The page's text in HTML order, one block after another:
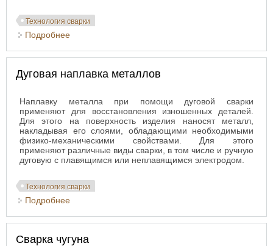
Технология сварки
Подробнее
Дуговая наплавка металлов
Наплавку металла при помощи дуговой сварки
применяют для восстановления изношенных деталей.
Для этого на поверхность изделия наносят металл,
накладывая его слоями, обладающими необходимыми
физико-механическими свойствами. Для этого
применяют различные виды сварки, в том числе и ручную
дуговую с плавящимся или неплавящимся электродом.
Технология сварки
Подробнее
Сварка чугуна